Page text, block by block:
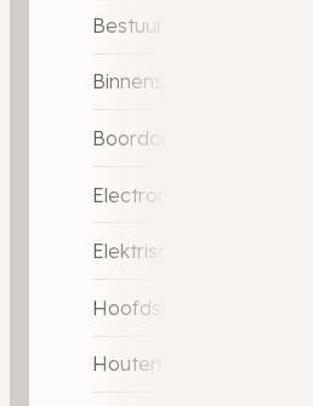
Bestuurdersstoel in
Binnenspiegel
Boordcomputer
Electronic climate
Elektrische ramen voor
Hoofdsteunen actief
Houten versnellingspook